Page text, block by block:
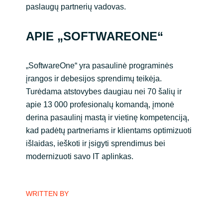
paslaugų partnerių vadovas.
APIE „SOFTWAREONE“
„SoftwareOne“ yra pasaulinė programinės
įrangos ir debesijos sprendimų teikėja.
Turėdama atstovybes daugiau nei 70 šalių ir
apie 13 000 profesionalų komandą, įmonė
derina pasaulinį mastą ir vietinę kompetenciją,
kad padėtų partneriams ir klientams optimizuoti
išlaidas, ieškoti ir įsigyti sprendimus bei
modernizuoti savo IT aplinkas.
WRITTEN BY